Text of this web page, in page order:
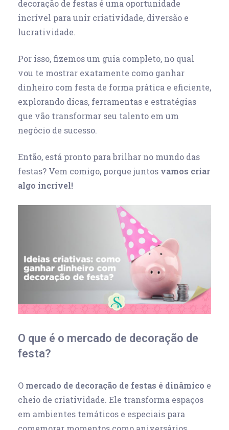
decoração de festas é uma oportunidade
incrível para unir criatividade, diversão e
lucratividade.
Por isso, fizemos um guia completo, no qual
vou te mostrar exatamente como ganhar
dinheiro com festa de forma prática e eficiente,
explorando dicas, ferramentas e estratégias
que vão transformar seu talento em um
negócio de sucesso.
Então, está pronto para brilhar no mundo das
festas? Vem comigo, porque juntos vamos criar
algo incrível!
O que é o mercado de decoração de
festa?
O mercado de decoração de festas é dinâmico e
cheio de criatividade. Ele transforma espaços
em ambientes temáticos e especiais para